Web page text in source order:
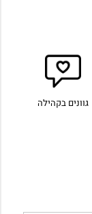
גוונים בקהילה